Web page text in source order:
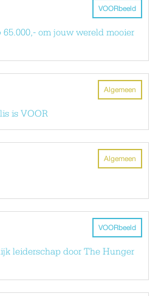
VOORbeeld
om jouw wereld mooier
Algemeen
is VOOR
Algemeen
VOORbeeld
leiderschap door The Hunger